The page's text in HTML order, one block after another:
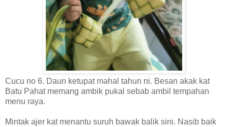
Cucu no 6. Daun ketupat mahal tahun ni. Besan akak kat
Batu Pahat memang ambik pukal sebab ambil tempahan
menu raya.
Mintak ajer kat menantu suruh bawak balik sini. Nasib baik